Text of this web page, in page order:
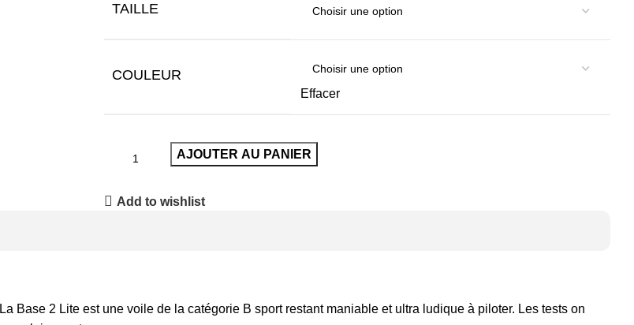
TAILLE
COULEUR
Effacer
AJOUTER AU PANIER
Add to wishlist
Base 2 Lite est une voile de la catégorie B sport restant maniable et ultra ludique à piloter. Les tests on